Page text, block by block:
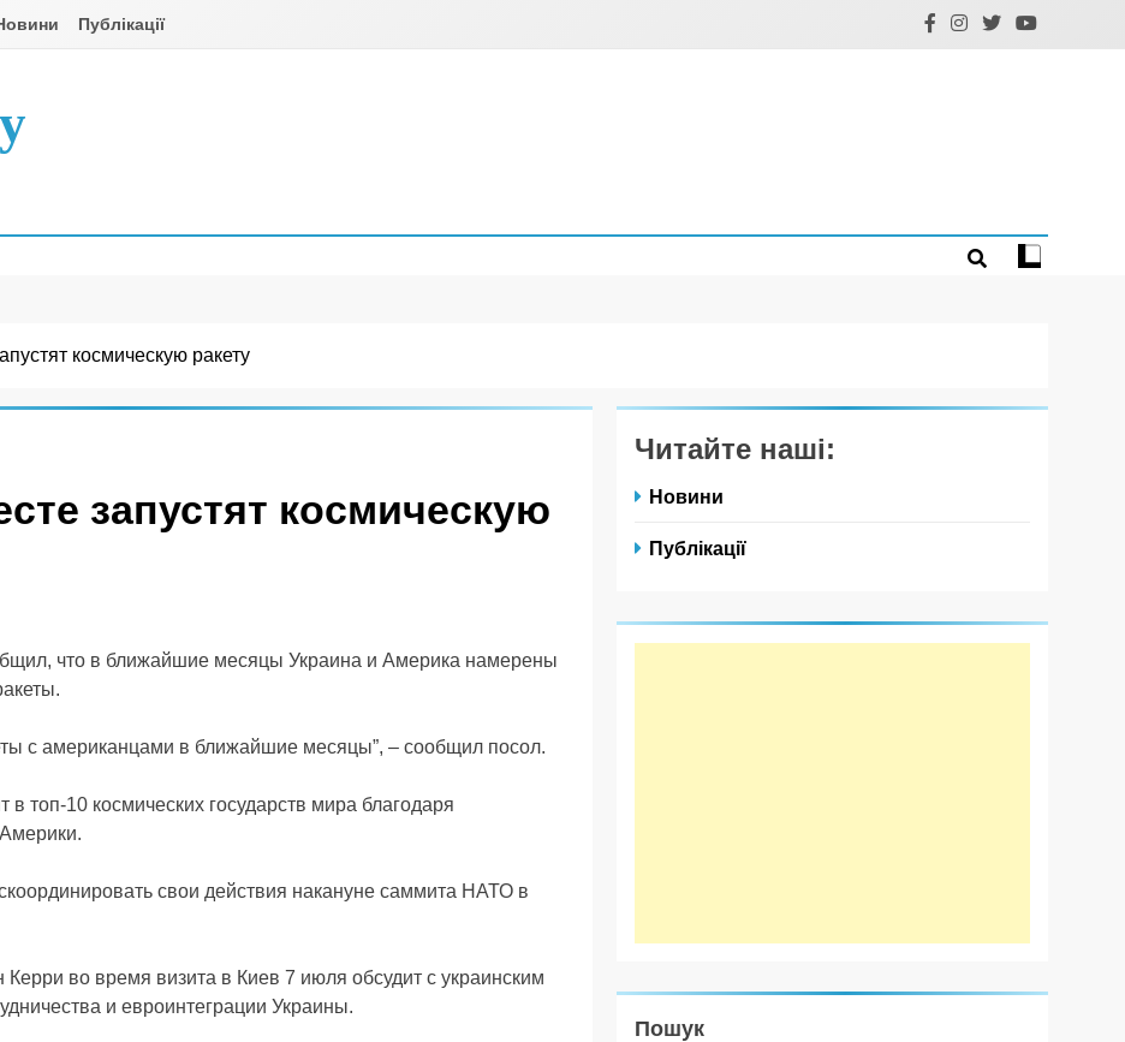
Публікації
космическую ракету
запустят космическую
что в ближайшие месяцы Украина и Америка намерены
с американцами в ближайшие месяцы”, – сообщил посол.
топ-10 космических государств мира благодаря
свои действия накануне саммита НАТО в
во время визита в Киев 7 июля обсудит с украинским
и евроинтеграции Украины.
Читайте наші:
Новини
Публікації
Пошук